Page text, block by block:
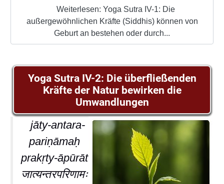
Weiterlesen: Yoga Sutra IV-1: Die
außergewöhnlichen Kräfte (Siddhis) können von
Geburt an bestehen oder durch...
Yoga Sutra IV-2: Die überfließenden
Kräfte der Natur bewirken die
Umwandlungen
jāty-antara-
pariṇāmaḥ
prakṛty-āpūrāt
जात्यन्तरपरिणामः